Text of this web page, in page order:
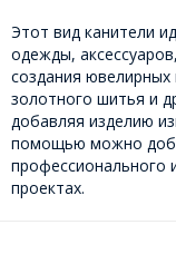
Этот вид канители
одежды,
создания ювелирных
золотного шитья и
добавляя изделию
помощью можно
профессионального
проектах.